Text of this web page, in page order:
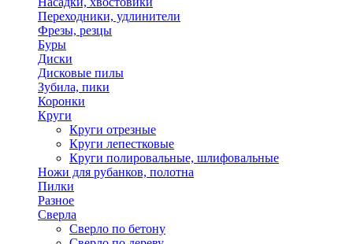
Переходники, удлинители
Фрезы, резцы
Буры
Диски
Дисковые пилы
Зубила, пики
Коронки
Круги
Круги отрезные
Круги лепестковые
Круги полировальные, шлифовальные
Ножи для рубанков, полотна
Пилки
Разное
Сверла
Сверло по бетону